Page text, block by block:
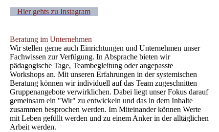
Hier gehts zu Instagram
Beratung im Unternehmen
Wir stellen gerne auch Einrichtungen und Unternehmen unser
Fachwissen zur Verfügung. In Absprache bieten wir
pädagogische Tage, Teambegleitung oder angepasste
Workshops an. Mit unseren Erfahrungen in der systemischen
Beratung können wir individuell auf das Team zugeschnitten
Gruppenangebote verwirklichen. Dabei liegt unser Fokus darauf
gemeinsam ein "Wir" zu entwickeln und das in dem Inhalte
zusammen besprochen werden. Im Miteinander können Werte
mit Leben gefüllt werden und zu einem Anker in der alltäglichen
Arbeit werden.